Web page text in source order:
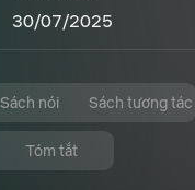
30/07/2025
Sách nói Sách tương tác
Tóm tắt